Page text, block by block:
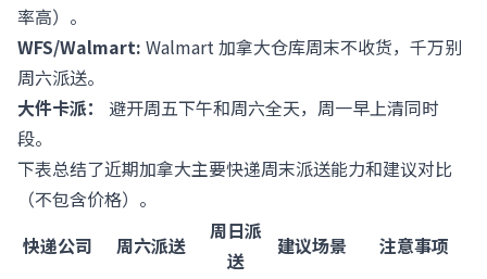
率高）。
WFS/Walmart: Walmart 加拿大仓库周末不收货，千万别
周六派送。
大件卡派：
避开周五下午和周六全天，周一早上清同时
段。
下表总结了近期加拿大主要快递周末派送能力和建议对比
（不包含价格）。
快递公司
周六派送
周日派
送
建议场景 注意事项